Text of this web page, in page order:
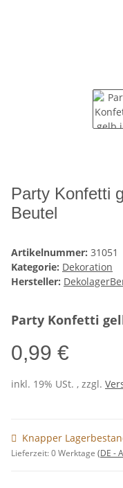
Party Konfetti
Beutel
Artikelnummer: 31051
Kategorie: Dekoration
Hersteller:
Party Konfetti
0,99 €
inkl. 19% USt. , zzgl.
Knapper
Lieferzeit:0 Werktage (DE -